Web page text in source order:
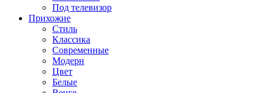
Под телевизор
Прихожие
Стиль
Классика
Современные
Модерн
Цвет
Белые